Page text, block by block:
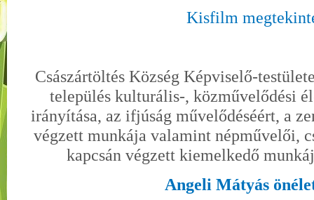
Kisfilm
Császártöltés Község Képviselő-
település kulturális-, közművelődési
irányítása, az ifjúság művelődéséért, a
végzett munkája valamint népművelői,
kapcsán végzett kiemelkedő
Angeli Mátyás